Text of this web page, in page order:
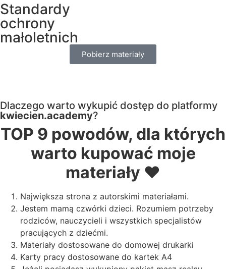
Standardy
ochrony
małoletnich
Pobierz materiały
Dlaczego warto wykupić dostęp do platformy
kwiecien.academy?
TOP 9 powodów, dla których
warto kupować moje
materiały ❤️
Największa strona z autorskimi materiałami.
Jestem mamą czwórki dzieci. Rozumiem potrzeby
rodziców, nauczycieli i wszystkich specjalistów
pracujących z dziećmi.
Materiały dostosowane do domowej drukarki
Karty pracy dostosowane do kartek A4